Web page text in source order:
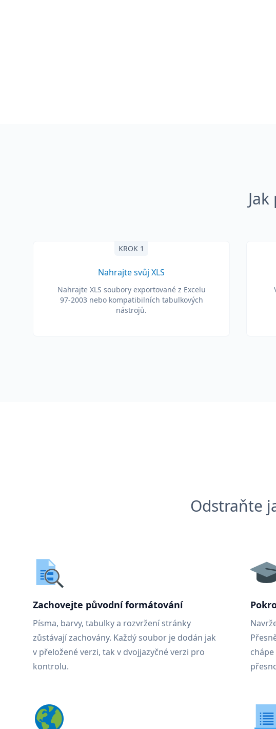
KROK 1
Nahrajte svůj XLS
Nahrajte XLS soubory exportované z Excelu
97-2003 nebo kompatibilních tabulkových
nástrojů.
Odstraňte
Zachovejte původní formátování
Písma, barvy, tabulky a rozvržení stránky
zůstávají zachovány. Každý soubor je dodán jak
v přeložené verzi, tak v dvojjazyčné verzi pro
kontrolu.